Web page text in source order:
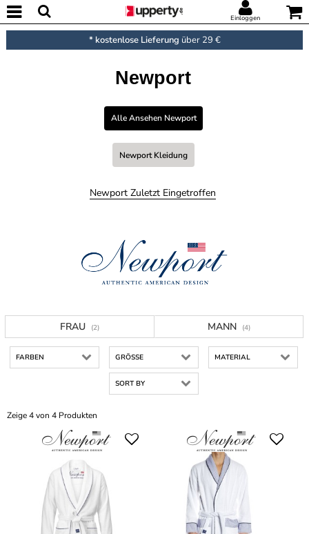
Einloggen
* kostenlose Lieferung über 29 €
Newport
Alle Ansehen Newport
Newport Kleidung
Newport Zuletzt Eingetroffen
FRAU (2) MANN (4)
FARBEN GRÖSSE MATERIAL
SORT BY
Zeige 4 von 4 Produkten